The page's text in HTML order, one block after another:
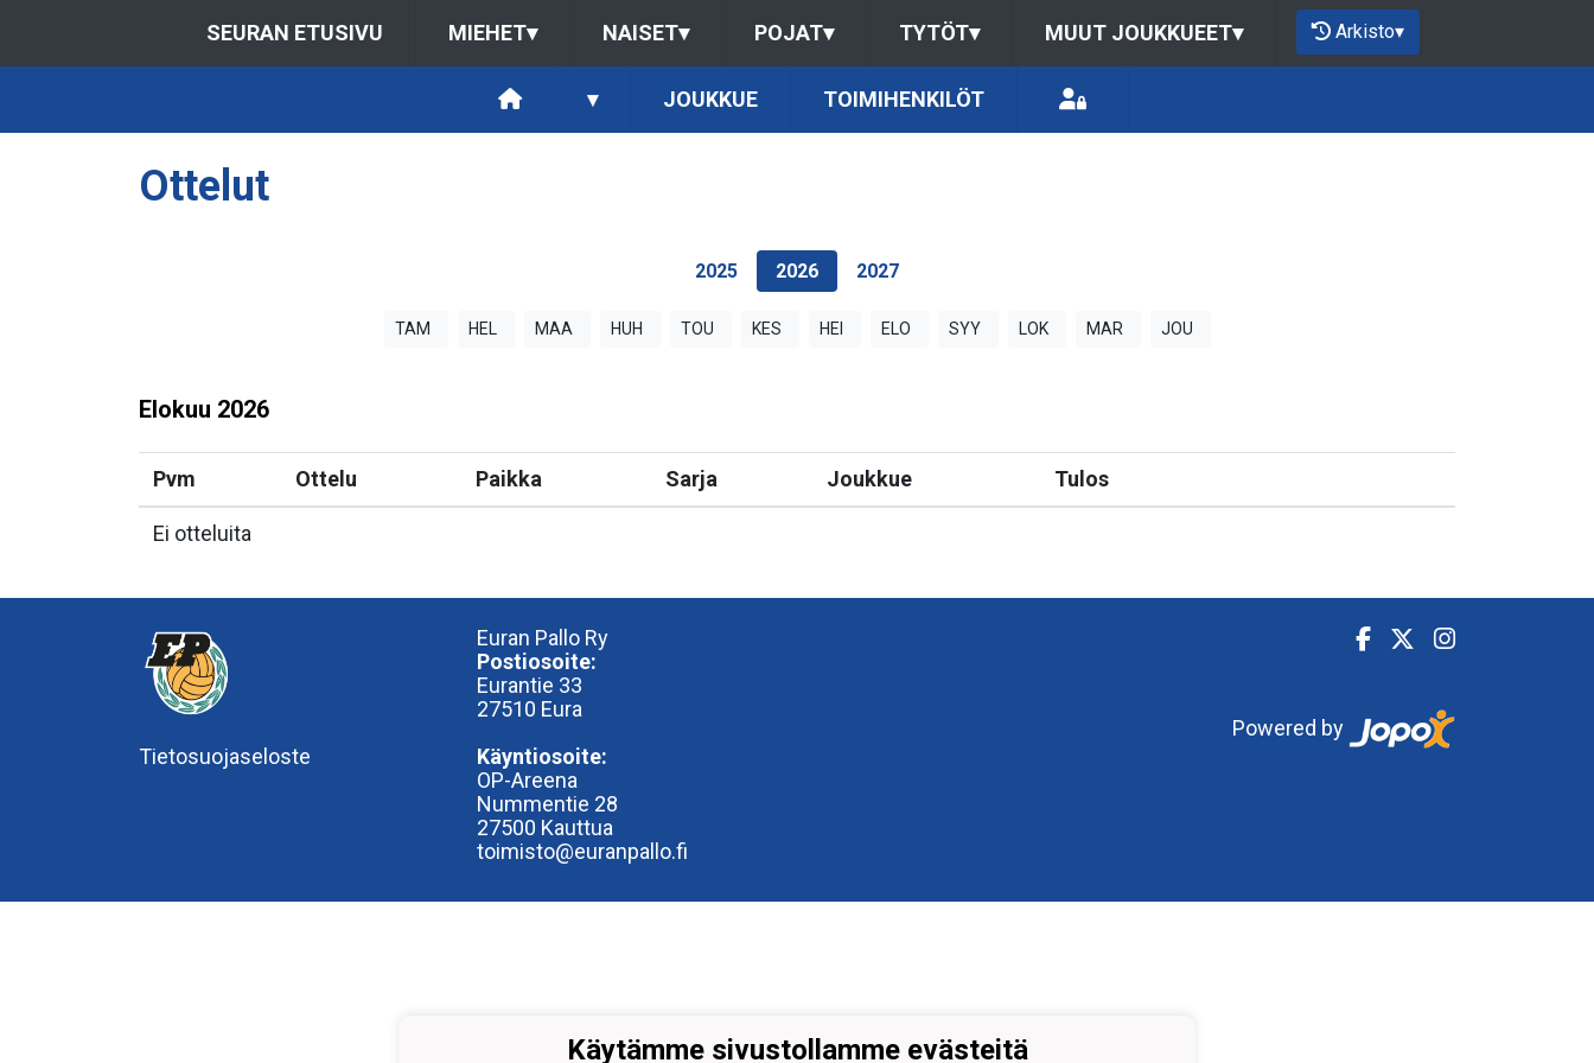
SEURAN ETUSIVU MIEHET▾ NAISET▾ POJAT▾ TYTÖT▾ MUUT JOUKKUEET▾ Arkisto▾
▾ JOUKKUE TOIMIHENKILÖT
Ottelut
2025 2026 2027
TAM HEL MAA HUH TOU KES HEI ELO SYY LOK MAR JOU
Elokuu 2026
Pvm Ottelu Paikka Sarja Joukkue Tulos
Ei otteluita
Tietosuojaseloste
Euran Pallo Ry
Postiosoite:
Eurantie 33
27510 Eura
Käyntiosoite:
OP-Areena
Nummentie 28
27500 Kauttua
toimisto@euranpallo.fi
Powered by
Käytämme sivustollamme evästeitä